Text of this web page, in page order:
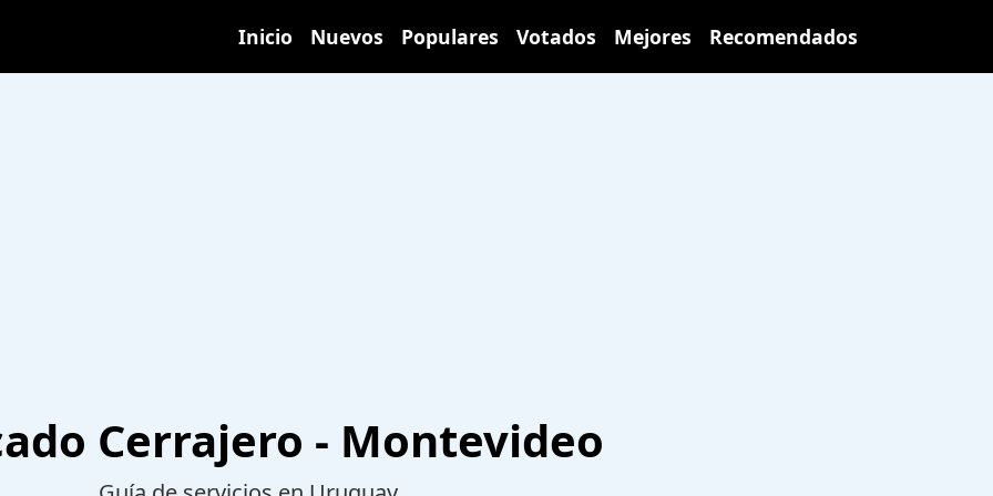
Inicio Nuevos Populares Votados Mejores Recomendados
Cerrajero - Montevideo